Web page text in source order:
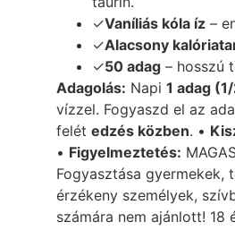
✓Vaníliás kóla íz –
✓Alacsony
✓50 adag – hosszú
Adagolás: Napi 1 adag
vízzel. Fogyaszd el az
felét edzés közben. •
• Figyelmeztetés:
Fogyasztása
érzékeny személyek,
számára nem ajánlott!